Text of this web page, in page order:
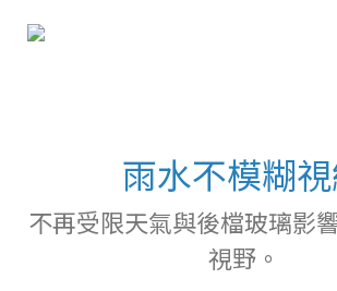
雨水不模糊
不再受限天氣與後檔玻璃影
視野。